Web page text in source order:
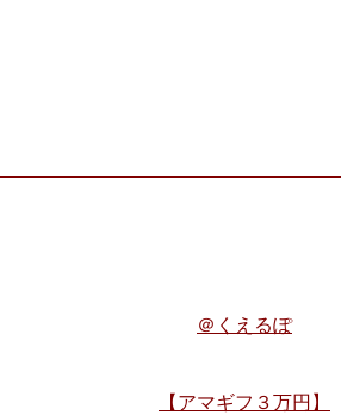
＠くえるぽ
【アマギフ３万円】